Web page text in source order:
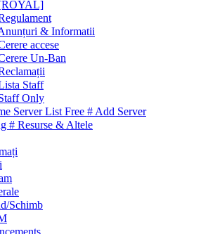
& Informatii
accese
Un-Ban
Staff
Only
Server List Free # Add Server
# Resurse & Altele
Schimb